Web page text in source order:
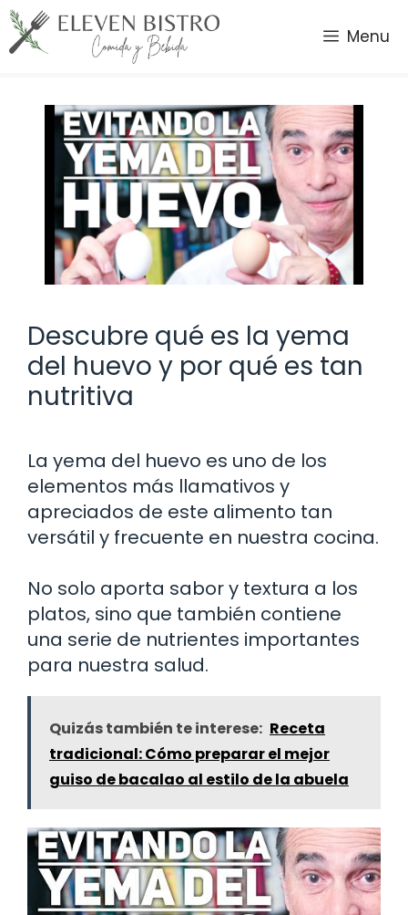
Saltar
al
contenido
Menu
Descubre qué es la yema
del huevo y por qué es tan
nutritiva
La yema del huevo es uno de los
elementos más llamativos y
apreciados de este alimento tan
versátil y frecuente en nuestra cocina.
No solo aporta sabor y textura a los
platos, sino que también contiene
una serie de nutrientes importantes
para nuestra salud.
Quizás también te interese: Receta
tradicional: Cómo preparar el mejor
guiso de bacalao al estilo de la abuela